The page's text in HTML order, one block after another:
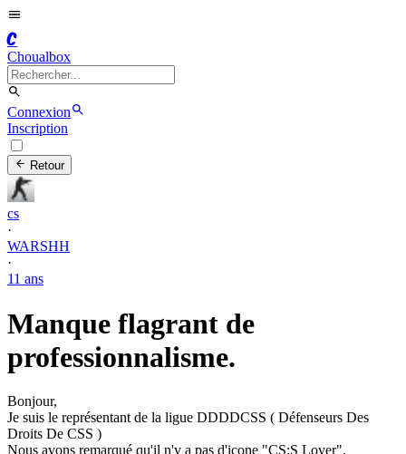
C
Choualbox
Connexion
Inscription
Retour
cs
·
WARSHH
·
11 ans
Manque flagrant de
professionnalisme.
Bonjour,
Je suis le représentant de la ligue DDDDCSS ( Défenseurs Des
Droits De CSS )
Nous avons remarqué qu'il n'y a pas d'icone "CS:S Lover".